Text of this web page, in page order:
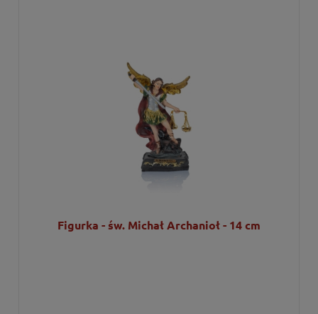
Figurka - św. Michał Archanioł - 14 cm